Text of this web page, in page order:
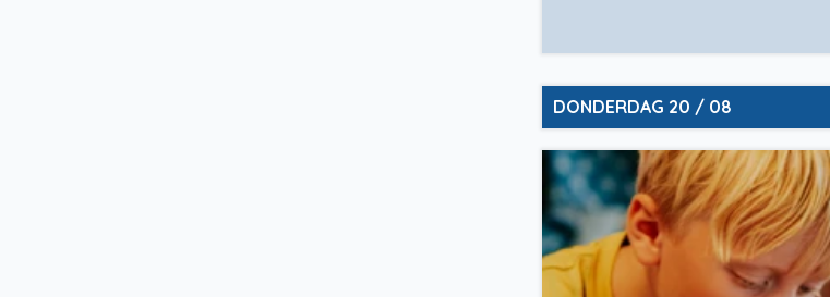
DONDERDAG 20 / 08